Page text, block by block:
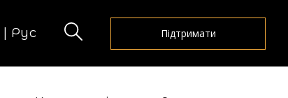
Рус Підтримати